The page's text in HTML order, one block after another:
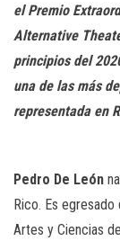
el Premio
Alternative
principios del
una de las más
representada en
Pedro De León
Rico. Es
Artes y Ciencias